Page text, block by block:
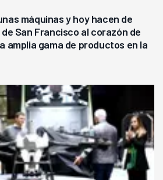
máquinas y hoy hacen de
San Francisco al corazón de
amplia gama de productos en la